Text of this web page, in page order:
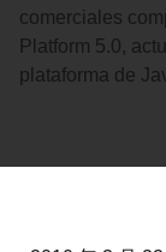
comerciales
Platform 5.0,
plataforma de